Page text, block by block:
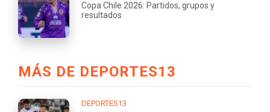
Copa Chile 2026: Partidos, grupos y
resultados
MÁS DE DEPORTES13
DEPORTES13